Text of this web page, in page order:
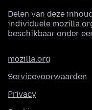
Delen van deze
individuele
beschikbaar onder
mozilla.org
Servicevoorwaarden
Privacy